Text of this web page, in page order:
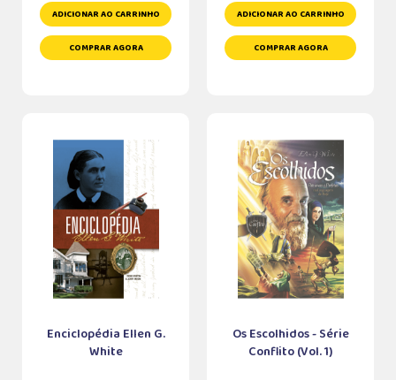
ADICIONAR AO CARRINHO
COMPRAR AGORA
ADICIONAR AO CARRINHO
COMPRAR AGORA
Enciclopédia Ellen G.
White
Os Escolhidos - Série
Conflito (Vol. 1)